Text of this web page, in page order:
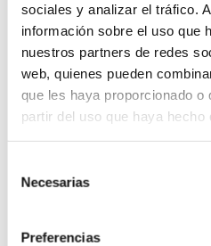
sociales y analizar el tráfico.
información sobre el uso que
nuestros partners de redes
web, quienes pueden
que les haya proporcionado o
partir del uso que haya hecho
Necesarias
Preferencias